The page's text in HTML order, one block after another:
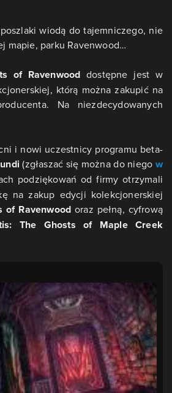
wiodą do tajemniczego, nie
mapie, parku Ravenwood…
of Ravenwood dostępne jest w
którą można zakupić na
Na niezdecydowanych
i nowi uczestnicy programu beta-
(zgłaszać się można do niego w
podziękowań od firmy otrzymali
na zakup edycji kolekcjonerskiej
of Ravenwood oraz pełną, cyfrową
The Ghosts of Maple Creek